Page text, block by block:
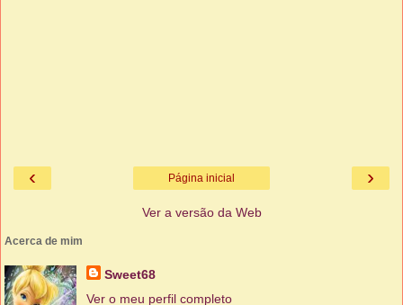
‹ ›
Página inicial
Ver a versão da Web
Acerca de mim
Sweet68
Ver o meu perfil completo